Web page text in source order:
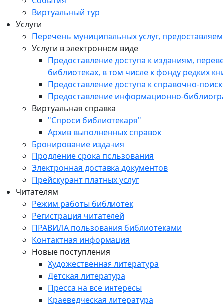
Виртуальный тур
Услуги
Перечень муниципальных услуг,
Услуги в электронном виде
Предоставление доступа к изданиям,
библиотеках, в том числе к фонду редких
Предоставление доступа к справочно-
Предоставление информационно-
Виртуальная справка
"Спроси библиотекаря"
Архив выполненных справок
Бронирование издания
Продление срока пользования
Электронная доставка документов
Прейскурант платных услуг
Читателям
Режим работы библиотек
Регистрация читателей
ПРАВИЛА пользования библиотеками
Контактная информация
Новые поступления
Художественная литература
Детская литература
Пресса на все интересы
Краеведческая литература